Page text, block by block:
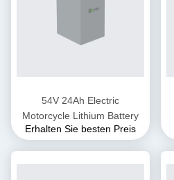
54V 24Ah Electric
Motorcycle Lithium Battery
Erhalten Sie besten Preis